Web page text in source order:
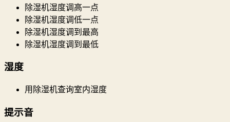
除湿机湿度调高一点
除湿机湿度调低一点
除湿机湿度调到最高
除湿机湿度调到最低
湿度
用除湿机查询室内湿度
提示音